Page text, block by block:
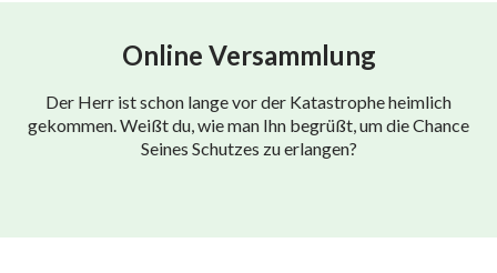
Online Versammlung
Der Herr ist schon lange vor der Katastrophe heimlich
gekommen. Weißt du, wie man Ihn begrüßt, um die Chance
Seines Schutzes zu erlangen?